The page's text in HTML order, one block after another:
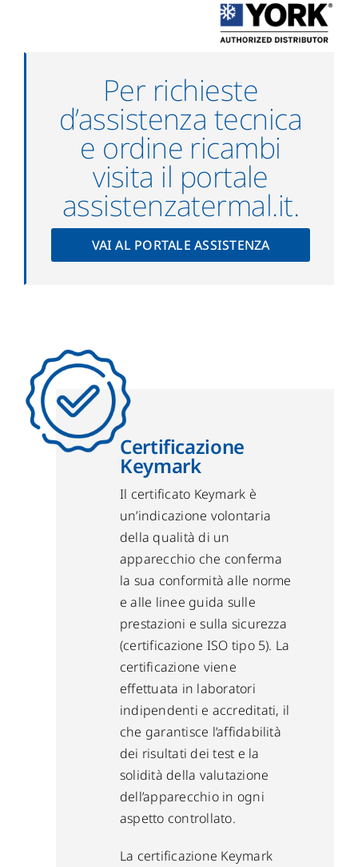
Per richieste
d’assistenza tecnica
e ordine ricambi
visita il portale
assistenzatermal.it.
VAI AL PORTALE ASSISTENZA
Certificazione
Keymark
Il certificato Keymark è
un’indicazione volontaria
della qualità di un
apparecchio che conferma
la sua conformità alle norme
e alle linee guida sulle
prestazioni e sulla sicurezza
(certificazione ISO tipo 5). La
certificazione viene
effettuata in laboratori
indipendenti e accreditati, il
che garantisce l’affidabilità
dei risultati dei test e la
solidità della valutazione
dell’apparecchio in ogni
aspetto controllato.
La certificazione Keymark